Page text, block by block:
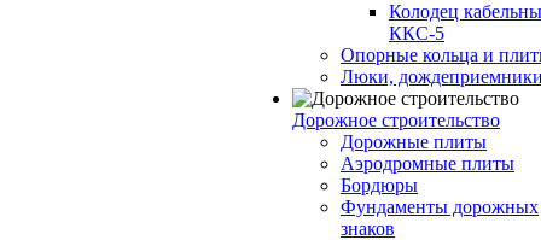
Колодец
ККС-5
Опорные кольца и
Люки,
Дорожное строительство
Дорожные плиты
Аэродромные плиты
Бордюры
Фундаменты дорожных
знаков